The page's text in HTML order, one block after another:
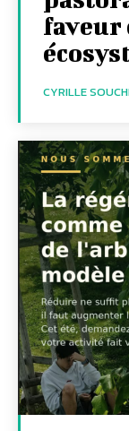
faveur
CYRILLE